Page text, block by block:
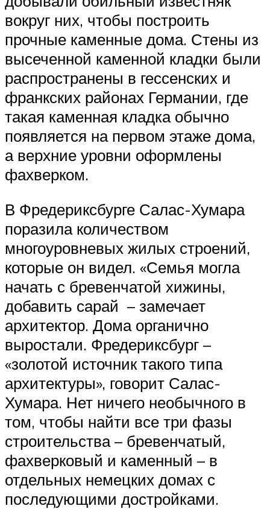
вокруг них, чтобы построить
прочные каменные дома. Стены из
высеченной каменной кладки были
распространены в гессенских и
франкских районах Германии, где
такая каменная кладка обычно
появляется на первом этаже дома,
а верхние уровни оформлены
фахверком.
В Фредериксбурге Салас-Хумара
поразила количеством
многоуровневых жилых строений,
которые он видел. «Семья могла
начать с бревенчатой ​​хижины,
добавить сарай – замечает
архитектор. Дома органично
выростали. Фредериксбург –
«золотой источник такого типа
архитектуры», говорит Салас-
Хумара. Нет ничего необычного в
том, чтобы найти все три фазы
строительства – бревенчатый,
фахверковый и каменный – в
отдельных немецких домах с
последующими достройками.